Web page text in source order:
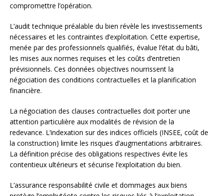
compromettre l’opération.
L’audit technique préalable du bien révèle les investissements
nécessaires et les contraintes d’exploitation. Cette expertise,
menée par des professionnels qualifiés, évalue l’état du bâti,
les mises aux normes requises et les coûts d’entretien
prévisionnels. Ces données objectives nourrissent la
négociation des conditions contractuelles et la planification
financière.
La négociation des clauses contractuelles doit porter une
attention particulière aux modalités de révision de la
redevance. L’indexation sur des indices officiels (INSEE, coût de
la construction) limite les risques d’augmentations arbitraires.
La définition précise des obligations respectives évite les
contentieux ultérieurs et sécurise l’exploitation du bien.
L’assurance responsabilité civile et dommages aux biens